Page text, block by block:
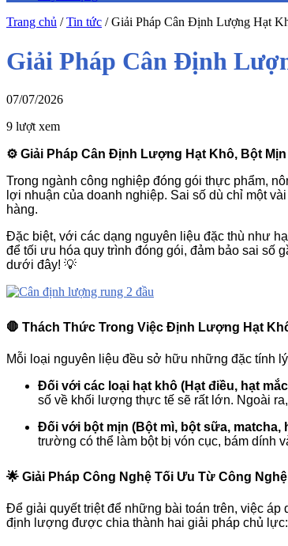
Trang chủ /Tin tức /Giải Pháp Cân Định Lượng Hạt
Giải Pháp Cân Định
07/07/2026
9 lượt xem
⚙️ Giải Pháp Cân Định Lượng Hạt Khô, Bột
Trong ngành công nghiệp đóng gói thực phẩm,
lợi nhuận của doanh nghiệp. Sai số dù chỉ một
hàng.
Đặc biệt, với các dạng nguyên liệu đặc thù như
để tối ưu hóa quy trình đóng gói, đảm bảo sai số
dưới đây! 💡
🛑 Thách Thức Trong Việc Định Lượng Hạt
Mỗi loại nguyên liệu đều sở hữu những đặc tính
Đối với các loại hạt khô (Hạt điều, hạt
số về khối lượng thực tế sẽ rất lớn. Ngoài
Đối với bột mịn (Bột mì, bột sữa, matcha,
trường có thể làm bột bị vón cục, bám dính
🌟 Giải Pháp Công Nghệ Tối Ưu Từ Công
Để giải quyết triệt để những bài toán trên, việc
định lượng được chia thành hai giải pháp chủ lực: